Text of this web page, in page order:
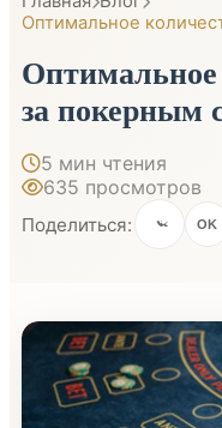
Оптимальное
Оптимальное
за покерным
5 мин чтения
635 просмотров
Поделиться: OK